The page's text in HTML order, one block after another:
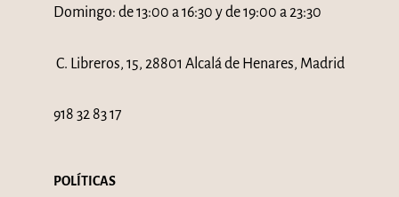
Domingo: de 13:00 a 16:30 y de 19:00 a 23:30
C. Libreros, 15, 28801 Alcalá de Henares, Madrid
918 32 83 17
POLÍTICAS